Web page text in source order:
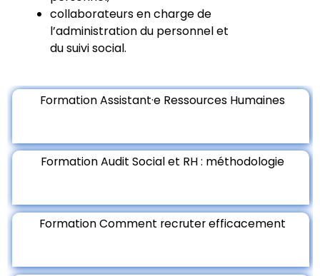
collaborateurs en charge de
l’administration du personnel et
du suivi social.
Formation Assistant·e Ressources Humaines
Formation Audit Social et RH : méthodologie
Formation Comment recruter efficacement